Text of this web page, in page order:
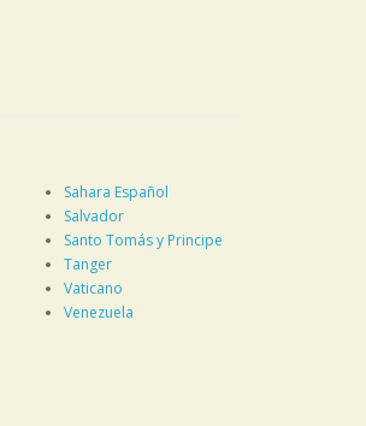
Sahara Español
Salvador
Santo Tomás y Principe
Tanger
Vaticano
Venezuela